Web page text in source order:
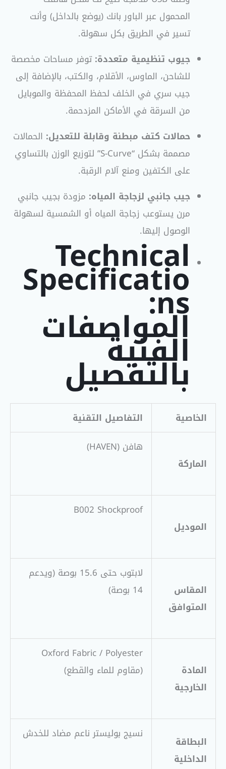
المحمول عبر الباور بانك (يوضع بالداخل) وأنت
تسير في الطريق بكل سهولة.
جيوب تنظيمية متعددة:توفر مساحات مخصصة
للشاحن، الماوس، الأقلام، والكتب، بالإضافة إلى
جيب سري في الخلف لحفظ المحفظة والموبايل
من السرقة في الأماكن المزدحمة.
حمالات كتف مبطنة وقابلة للتعديل: الحمالات
مصممة بشكل “S-Curve” لتوزيع الوزن بالتساوي
على الكتفين ومنع آلام الرقبة.
جيب جانبي لزجاجة المياه: مزودة بجيب جانبي
مرن يستوعب زجاجة المياه أو الشمسية لسهولة
الوصول إليها.
Technical
Specificatio
ns:
المواصفات
الفنية
بالتفصيل
الخاصية التفاصيل التقنية
الماركة
هافن (HAVEN)
الموديل
B002 Shockproof
المقاس
المتوافق
لابتوب حتى 15.6 بوصة (ويدعم
14 بوصة)
المادة
الخارجية
Oxford Fabric / Polyester
(مقاوم للماء والقطع)
البطاقة
الداخلية
نسيج بوليستر ناعم مضاد للخدش